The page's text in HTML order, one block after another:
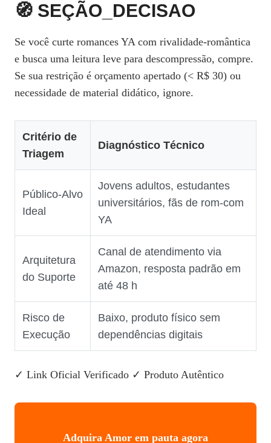
🧭 SEÇÃO_DECISAO
Se você curte romances YA com rivalidade‑romântica
e busca uma leitura leve para descompressão, compre.
Se sua restrição é orçamento apertado (< R$ 30) ou
necessidade de material didático, ignore.
Critério de
Triagem
Diagnóstico Técnico
Público‑Alvo
Ideal
Jovens adultos, estudantes
universitários, fãs de rom‑com
YA
Arquitetura
do Suporte
Canal de atendimento via
Amazon, resposta padrão em
até 48 h
Risco de
Execução
Baixo, produto físico sem
dependências digitais
✓ Link Oficial Verificado ✓ Produto Autêntico
Adquira Amor em pauta agora